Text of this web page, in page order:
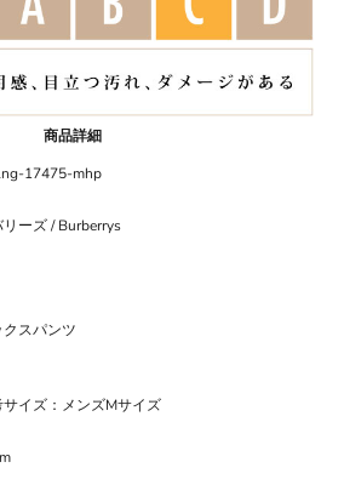
商品詳細
17475-mhp
ーズ / Burberrys
クスパンツ
イズ：メンズMサイズ